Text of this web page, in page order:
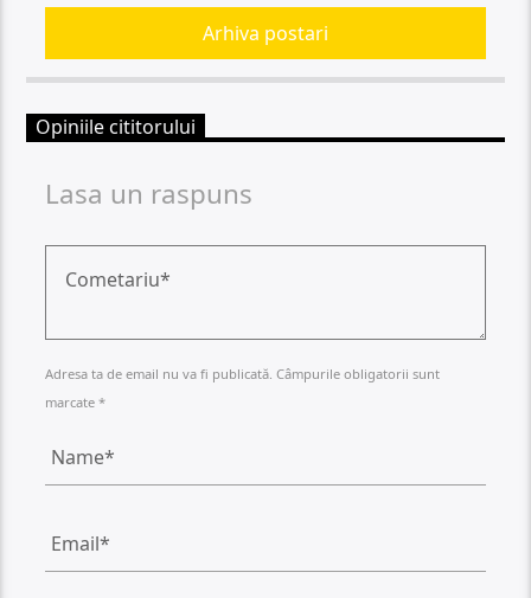
Arhiva postari
Opiniile cititorului
Lasa un raspuns
Adresa ta de email nu va fi publicată. Câmpurile obligatorii sunt
marcate *